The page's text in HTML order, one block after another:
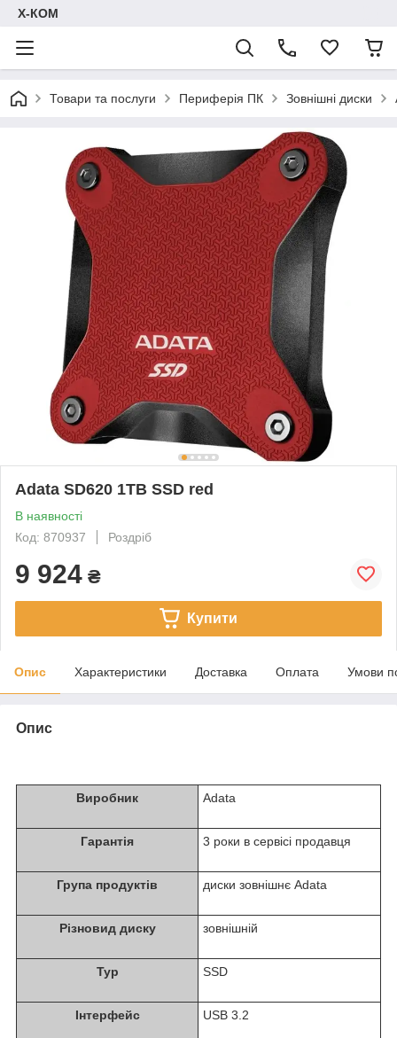
Х-КОМ
Товари та послуги Периферія ПК Зовнішні диски
Adata SD620 1TB SSD red
В наявності
Код: 870937
Роздріб
9 924 ₴
Купити
Опис Характеристики Доставка Оплата Умови
Опис
Виробник Adata
Гарантія 3 роки в сервісі продавця
Група продуктів диски зовнішнє Adata
Різновид диску зовнішній
Typ SSD
Інтерфейс USB 3.2